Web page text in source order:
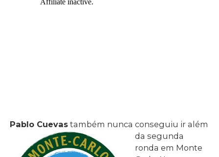
Pablo Cuevas também nunca conseguiu ir além
da segunda
ronda em Monte